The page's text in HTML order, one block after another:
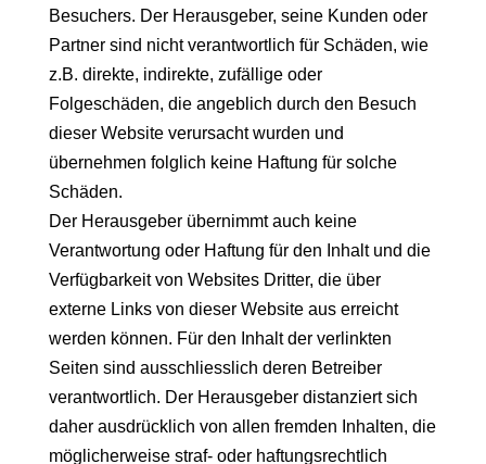
Besuchers. Der Herausgeber, seine Kunden oder
Partner sind nicht verantwortlich für Schäden, wie
z.B. direkte, indirekte, zufällige oder
Folgeschäden, die angeblich durch den Besuch
dieser Website verursacht wurden und
übernehmen folglich keine Haftung für solche
Schäden.
Der Herausgeber übernimmt auch keine
Verantwortung oder Haftung für den Inhalt und die
Verfügbarkeit von Websites Dritter, die über
externe Links von dieser Website aus erreicht
werden können. Für den Inhalt der verlinkten
Seiten sind ausschliesslich deren Betreiber
verantwortlich. Der Herausgeber distanziert sich
daher ausdrücklich von allen fremden Inhalten, die
möglicherweise straf- oder haftungsrechtlich